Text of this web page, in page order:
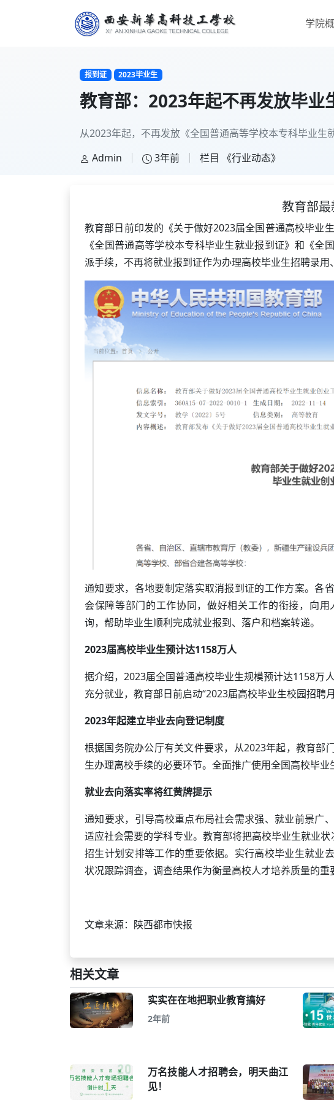
学院
报到证 2023毕业生
教育部：2023年起不再发放毕业
从2023年起，不再发放《全国普通高等学校本专科毕业生
Admin
3年前 栏目 《行业动态》
教育部
教育部日前印发的《关于做好2023届全国普通高校毕业
《全国普通高等学校本专科毕业生就业报到证》和《
派手续，不再将就业报到证作为办理高校毕业生招聘录用
通知要求，各地要制定落实取消报到证的工作方案。各
会保障等部门的工作协同，做好相关工作的衔接，向
询，帮助毕业生顺利完成就业报到、落户和档案转递。
2023届高校毕业生预计达1158万人
据介绍，2023届全国普通高校毕业生规模预计达1158万
充分就业，教育部日前启动“2023届高校毕业生校园招聘月
2023年起建立毕业去向登记制度
根据国务院办公厅有关文件要求，从2023年起，教育部
生办理离校手续的必要环节。全面推广使用全国高校毕业
就业去向落实率将红黄牌提示
通知要求，引导高校重点布局社会需求强、就业前景广
适应社会需要的学科专业。教育部将把高校毕业生就业状
招生计划安排等工作的重要依据。实行高校毕业生就业
状况跟踪调查，调查结果作为衡量高校人才培养质量的重
文章来源：陕西都市快报
相关文章
实实在在地把职业教育搞好
2年前
万名技能人才招聘会，明天曲江
见！